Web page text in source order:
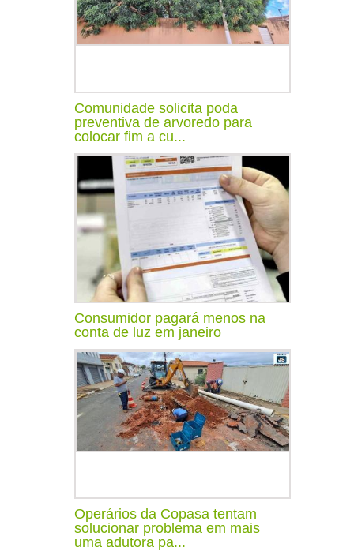
Comunidade solicita poda
preventiva de arvoredo para
colocar fim a cu...
Consumidor pagará menos na
conta de luz em janeiro
Operários da Copasa tentam
solucionar problema em mais
uma adutora pa...